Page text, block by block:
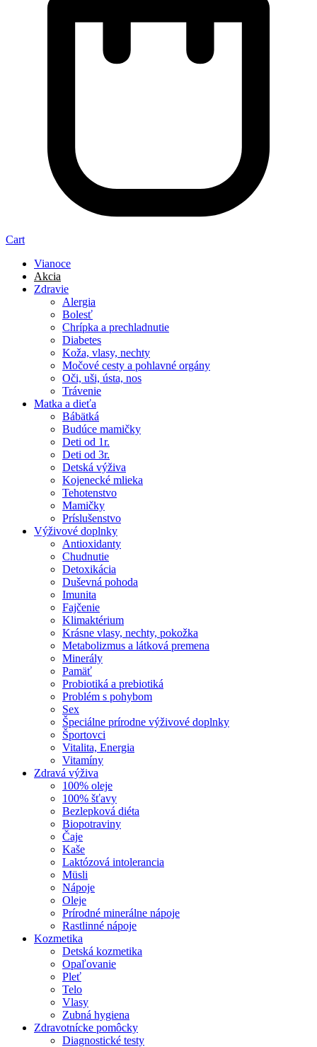
Cart
Vianoce
Akcia
Zdravie
Alergia
Bolesť
Chrípka a prechladnutie
Diabetes
Koža, vlasy, nechty
Močové cesty a pohlavné orgány
Oči, uši, ústa, nos
Trávenie
Matka a dieťa
Bábätká
Budúce mamičky
Deti od 1r.
Deti od 3r.
Detská výživa
Kojenecké mlieka
Tehotenstvo
Mamičky
Príslušenstvo
Výživové doplnky
Antioxidanty
Chudnutie
Detoxikácia
Duševná pohoda
Imunita
Fajčenie
Klimaktérium
Krásne vlasy, nechty, pokožka
Metabolizmus a látková premena
Minerály
Pamäť
Probiotiká a prebiotiká
Problém s pohybom
Sex
Špeciálne prírodne výživové doplnky
Športovci
Vitalita, Energia
Vitamíny
Zdravá výživa
100% oleje
100% šťavy
Bezlepková diéta
Biopotraviny
Čaje
Kaše
Laktózová intolerancia
Müsli
Nápoje
Oleje
Prírodné minerálne nápoje
Rastlinné nápoje
Kozmetika
Detská kozmetika
Opaľovanie
Pleť
Telo
Vlasy
Zubná hygiena
Zdravotnícke pomôcky
Diagnostické testy